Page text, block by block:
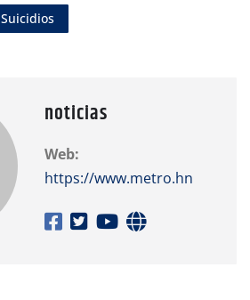
Suicidios
noticias
Web:
https://www.metro.hn